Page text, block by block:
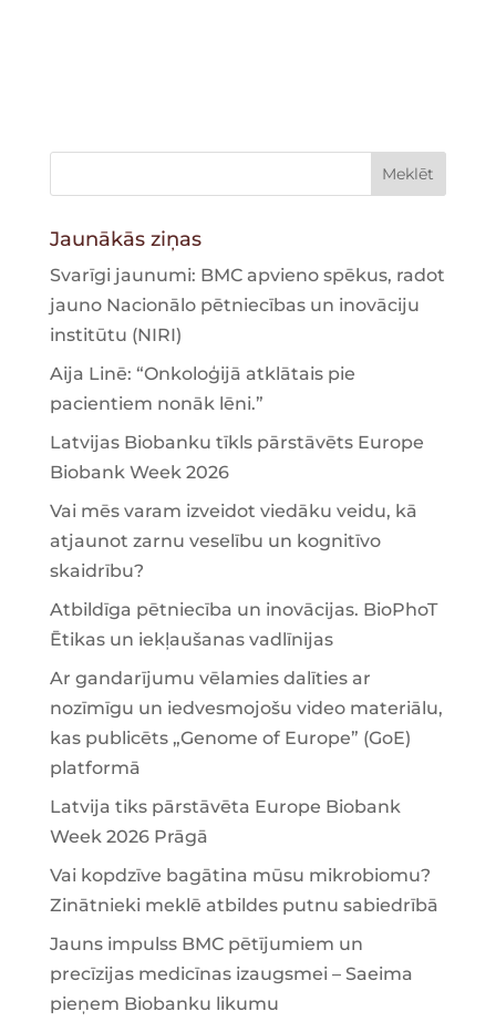
Jaunākās ziņas
Svarīgi jaunumi: BMC apvieno spēkus, radot
jauno Nacionālo pētniecības un inovāciju
institūtu (NIRI)
Aija Linē: “Onkoloģijā atklātais pie
pacientiem nonāk lēni.”
Latvijas Biobanku tīkls pārstāvēts Europe
Biobank Week 2026
Vai mēs varam izveidot viedāku veidu, kā
atjaunot zarnu veselību un kognitīvo
skaidrību?
Atbildīga pētniecība un inovācijas. BioPhoT
Ētikas un iekļaušanas vadlīnijas
Ar gandarījumu vēlamies dalīties ar
nozīmīgu un iedvesmojošu video materiālu,
kas publicēts „Genome of Europe” (GoE)
platformā
Latvija tiks pārstāvēta Europe Biobank
Week 2026 Prāgā
Vai kopdzīve bagātina mūsu mikrobiomu?
Zinātnieki meklē atbildes putnu sabiedrībā
Jauns impulss BMC pētījumiem un
precīzijas medicīnas izaugsmei – Saeima
pieņem Biobanku likumu